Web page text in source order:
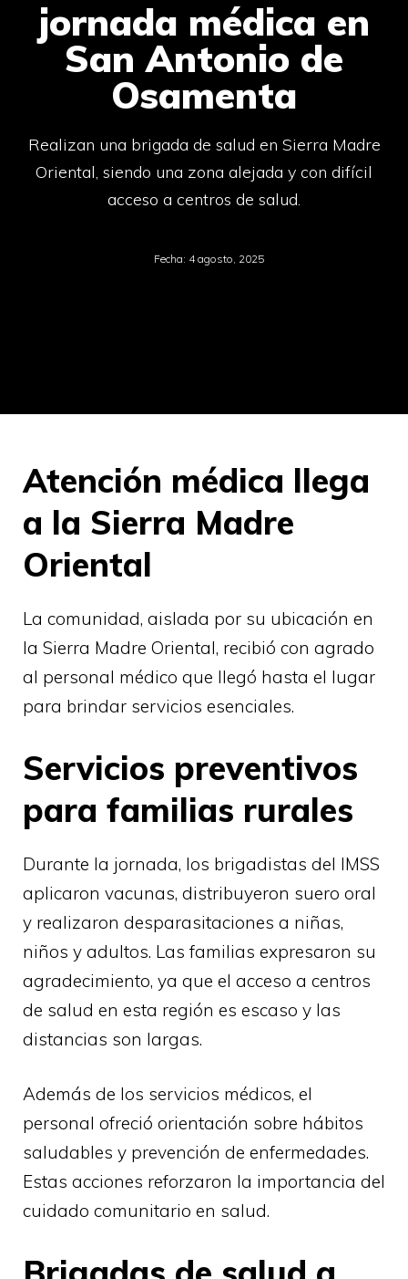
jornada médica en
San Antonio de
Osamenta
Realizan una brigada de salud en Sierra Madre
Oriental, siendo una zona alejada y con difícil
acceso a centros de salud.
Fecha: 4 agosto, 2025
Atención médica llega
a la Sierra Madre
Oriental
La comunidad, aislada por su ubicación en
la Sierra Madre Oriental, recibió con agrado
al personal médico que llegó hasta el lugar
para brindar servicios esenciales.
Servicios preventivos
para familias rurales
Durante la jornada, los brigadistas del IMSS
aplicaron vacunas, distribuyeron suero oral
y realizaron desparasitaciones a niñas,
niños y adultos. Las familias expresaron su
agradecimiento, ya que el acceso a centros
de salud en esta región es escaso y las
distancias son largas.
Además de los servicios médicos, el
personal ofreció orientación sobre hábitos
saludables y prevención de enfermedades.
Estas acciones reforzaron la importancia del
cuidado comunitario en salud.